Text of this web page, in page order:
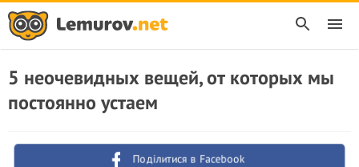
5 неочевидных вещей, от которых мы
постоянно устаем
Поділитися в Facebook